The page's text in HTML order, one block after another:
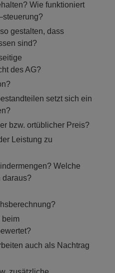
Wie funktioniert
gestalten, dass
sind?
des AG?
setzt sich ein
bzw. ortüblicher Preis?
Leistung zu
Welche
daraus?
beim
auch als Nachtrag